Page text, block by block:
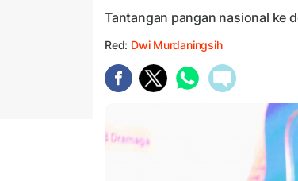
Tantangan pangan nasional ke
Red: Dwi Murdaningsih